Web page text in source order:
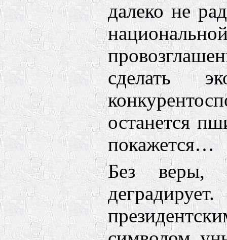
далеко не
сделать
останется
покажется…
Без веры,